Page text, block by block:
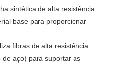
sintética de alta resistência
base para proporcionar
fibras de alta resistência
de aço) para suportar as